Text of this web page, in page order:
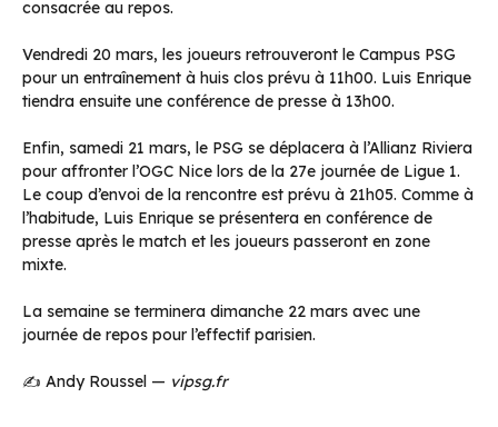
consacrée au repos.
Vendredi 20 mars, les joueurs retrouveront le Campus PSG
pour un entraînement à huis clos prévu à 11h00. Luis Enrique
tiendra ensuite une conférence de presse à 13h00.
Enfin, samedi 21 mars, le PSG se déplacera à l’Allianz Riviera
pour affronter l’OGC Nice lors de la 27e journée de Ligue 1.
Le coup d’envoi de la rencontre est prévu à 21h05. Comme à
l’habitude, Luis Enrique se présentera en conférence de
presse après le match et les joueurs passeront en zone
mixte.
La semaine se terminera dimanche 22 mars avec une
journée de repos pour l’effectif parisien.
✍️ Andy Roussel — vipsg.fr